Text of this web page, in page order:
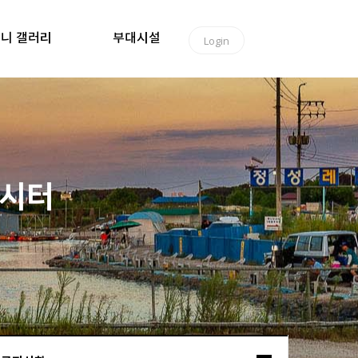
갤러리 부대시설 Login
터